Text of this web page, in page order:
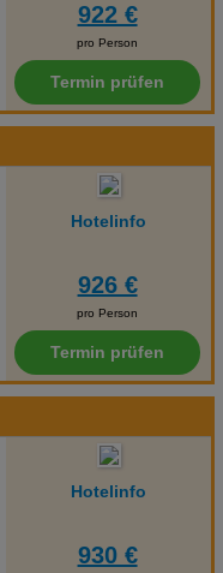
922 €
pro Person
Termin prüfen
Hotelinfo
926 €
pro Person
Termin prüfen
Hotelinfo
930 €